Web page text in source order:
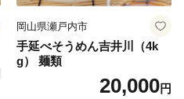
岡山県瀬戸内市
手延べそうめん吉井川（4k
g） 麺類
20,000円